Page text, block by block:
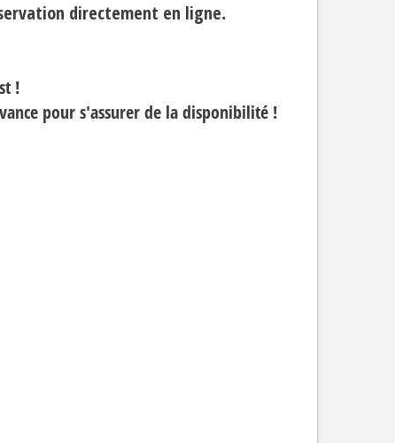
directement en ligne.
!
pour s'assurer de la disponibilité !